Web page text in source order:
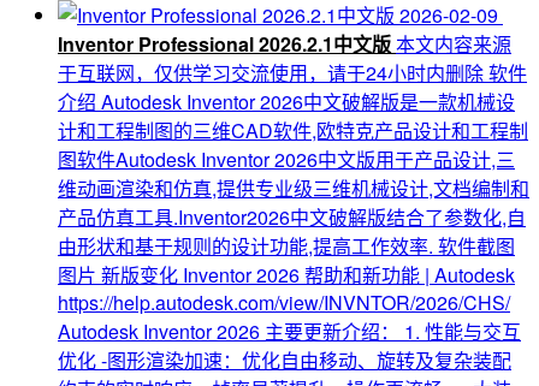
2026-02-09
Inventor Professional 2026.2.1中文版本文内容来源
于互联网，仅供学习交流使用，请于24小时内删除 软件
介绍 Autodesk Inventor 2026中文破解版是一款机械设
计和工程制图的三维CAD软件,欧特克产品设计和工程制
图软件Autodesk Inventor 2026中文版用于产品设计,三
维动画渲染和仿真,提供专业级三维机械设计,文档编制和
产品仿真工具.Inventor2026中文破解版结合了参数化,自
由形状和基于规则的设计功能,提高工作效率. 软件截图
图片 新版变化 Inventor 2026 帮助和新功能 | Autodesk
https://help.autodesk.com/view/INVNTOR/2026/CHS/
Autodesk Inventor 2026 主要更新介绍： 1. 性能与交互
优化 -图形渲染加速：优化自由移动、旋转及复杂装配